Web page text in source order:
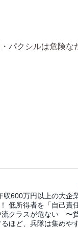
パクシルは危険な
収600万円以上の大企
低所得者を「自己責
流クラスが危ない 〜
ほど、兵隊は集めや